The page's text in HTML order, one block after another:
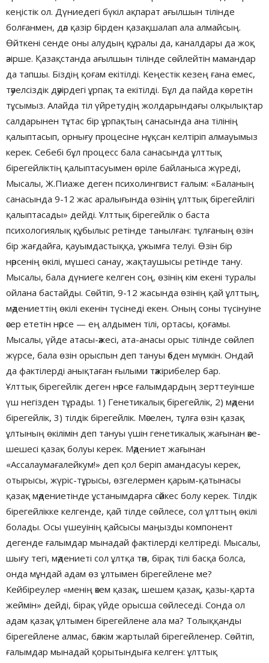
кеңістік ол. Дүниедегі бүкіл ақпарат ағылшын тілінде
болғанмен, дәл қазір бірден қазақшалап ала алмайсың.
Өйткені сенде оны алудың құралы да, каналдары да жоқ
әзірше. Қазақстанда ағылшын тілінде сөйлейтін мамандар
да тапшы. Біздің қоғам екітілді. Кеңестік кезең ғана емес,
тәуелсіздік дәуірдегі ұрпақ та екітілді. Бұл да пайда көретін
тұсымыз. Алайда тіл үйретудің жолдарындағы олқылықтар
салдарынен тұтас бір ұрпақтың санасында ана тілінің
қалыптасып, орнығу процесіне нұқсан келтіріп алмауымыз
керек. Себебі бұл процесс бала санасында ұлттық
бірегейліктің қалыптасуымен өріле байланыса жүреді,
Мысалы, Ж.Пиаже деген психолингвист ғалым: «Баланың
санасында 9-12 жас аралығында өзінің ұлттық бірегейлігі
қалыптасады» дейді. Ұлттық бірегейлік о баста
психологиялық құбылыс ретінде танылған: тұлғаның өзін
бір жағдайға, қауымдастыққа, ұжымға телуі. Өзін бір
нәрсенің өкілі, мүшесі санау, жақтаушысы ретінде тану.
Мысалы, бала дүниеге келген соң, өзінің кім екені туралы
ойлана бастайды. Сөйтіп, 9-12 жасында өзінің қай ұлттың,
мәдениеттің өкілі екенін түсінеді екен. Оның соны түсінуіне
әсер ететін нәрсе — ең алдымен тілі, ортасы, қоғамы.
Мысалы, үйде атасы-әжесі, ата-анасы орыс тілінде сөйлеп
жүрсе, бала өзін орыспын деп тануы әбден мүмкін. Ондай
да фактілерді анықтаған ғылыми тәжірибелер бар.
Ұлттық бірегейлік деген нәрсе ғалымдардың зерттеуінше
үш негізден тұрады. 1) Генетикалық бірегейлік, 2) мәдени
бірегейлік, 3) тілдік бірегейлік. Мәселен, тұлға өзін қазақ
ұлтының өкілімін деп тануы үшін генетикалық жағынан әке-
шешесі қазақ болуы керек. Мәдениет жағынан
«Ассалаумағалейкум!» деп қол беріп амандасуы керек,
отырысы, жүріс-тұрысы, өзгелермен қарым-қатынасы
қазақ мәдениетінде ұстанымдарға сәйкес болу керек. Тілдік
бірегейлікке келгенде, қай тілде сөйлесе, сол ұлттың өкілі
болады. Осы үшеуінің қайсысы маңызды компонент
дегенде ғалымдар мынадай фактілерді келтіреді. Мысалы,
шығу тегі, мәдениеті сол ұлтқа тән, бірақ тілі басқа болса,
онда мұндай адам өз ұлтымен бірегейлене ме?
Кейбіреулер «менің әкем қазақ, шешем қазақ, қазы-қарта
жеймін» дейді, бірақ үйде орысша сөйлеседі. Сонда ол
адам қазақ ұлтымен бірегейлене ала ма? Толыққанды
бірегейлене алмас, бәлкім жартылай бірегейленер. Сөйтіп,
ғалымдар мынадай қорытындыға келген: ұлттық